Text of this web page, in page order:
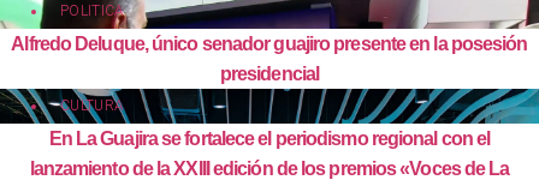
POLITICA
Alfredo Deluque, único senador guajiro presente en la posesión
presidencial
CULTURA
En La Guajira se fortalece el periodismo regional con el
lanzamiento de la XXIII edición de los premios «Voces de La